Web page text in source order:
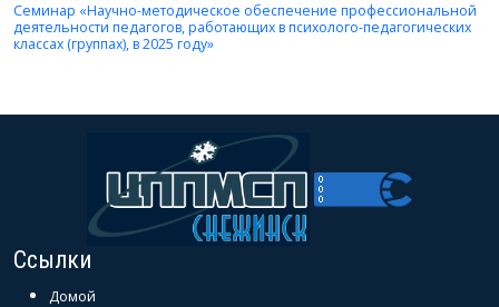
Семинар «Научно-методическое обеспечение профессиональной
деятельности педагогов, работающих в психолого-педагогических
классах (группах), в 2025 году»
Ссылки
Домой